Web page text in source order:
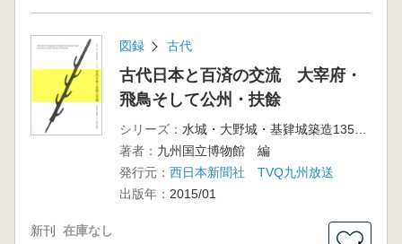
図録 古代
古代日本と百済の交流 大宰府・
飛鳥そして公州・扶餘
シリーズ：
水城・大野城・基肄城築造1350年記念
著者： 九州国立博物館 編
発行元： 西日本新聞社 TVQ九州放送
出版年： 2015/01
新刊 在庫なし